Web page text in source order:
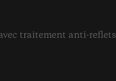
traitement anti-reflets